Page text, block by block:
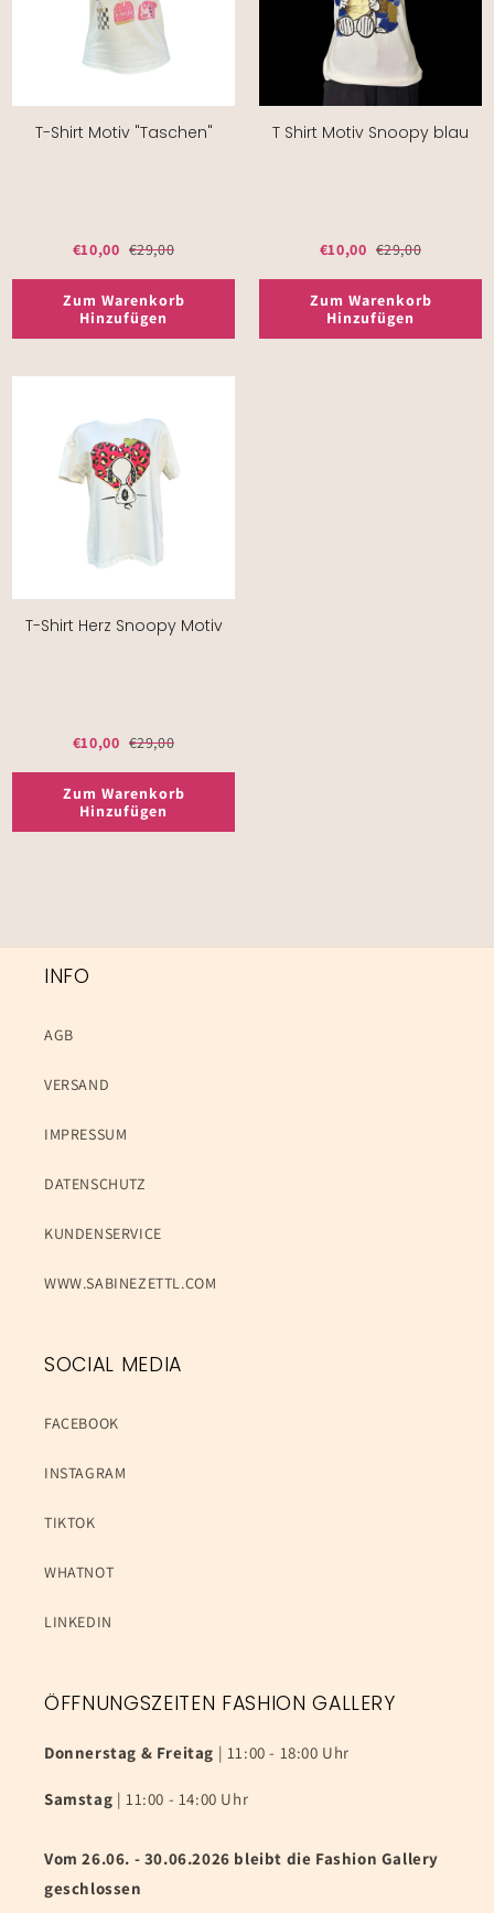
T-Shirt Motiv "Taschen"
€10,00 €29,00
Zum Warenkorb
Hinzufügen
T Shirt Motiv Snoopy blau
€10,00 €29,00
Zum Warenkorb
Hinzufügen
T-Shirt Herz Snoopy Motiv
€10,00 €29,00
Zum Warenkorb
Hinzufügen
INFO
AGB
VERSAND
IMPRESSUM
DATENSCHUTZ
KUNDENSERVICE
WWW.SABINEZETTL.COM
SOCIAL MEDIA
FACEBOOK
INSTAGRAM
TIKTOK
WHATNOT
LINKEDIN
ÖFFNUNGSZEITEN FASHION GALLERY
Donnerstag & Freitag | 11:00 - 18:00 Uhr
Samstag | 11:00 - 14:00 Uhr
Vom 26.06. - 30.06.2026 bleibt die Fashion Gallery
geschlossen